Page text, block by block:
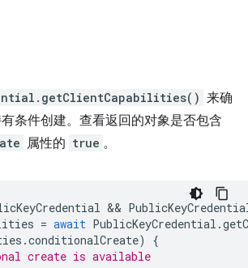
来确
条件创建。查看返回的对象是否包含
属性的 true 。
&&
= await PublicKeyCredential .
.conditionalCreate)
{
create is available